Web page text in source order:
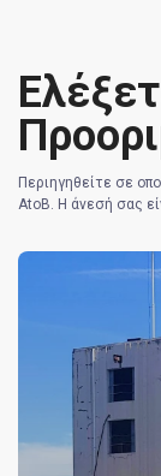
Περιηγηθείτε σε
AtoB. Η άνεσή σας